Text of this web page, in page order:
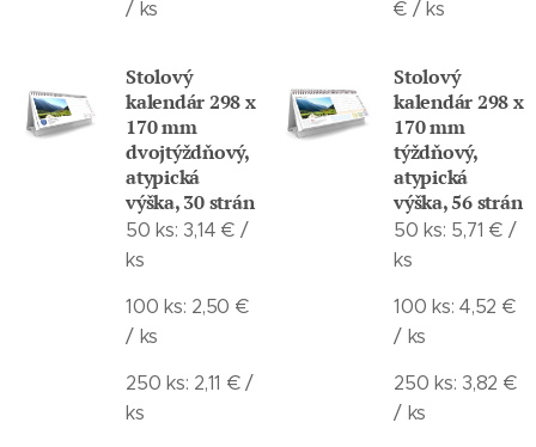
/ ks € / ks
Stolový
kalendár 298 x
170 mm
dvojtýždňový,
atypická
výška, 30 strán
50 ks: 3,14 € /
ks
100 ks: 2,50 €
/ ks
250 ks: 2,11 € /
ks
Stolový
kalendár 298 x
170 mm
týždňový,
atypická
výška, 56 strán
50 ks: 5,71 € /
ks
100 ks: 4,52 €
/ ks
250 ks: 3,82 €
/ ks